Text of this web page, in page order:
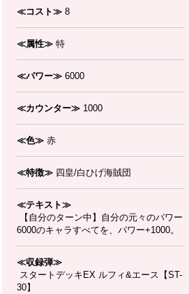
≪コスト≫ 8
≪属性≫ 特
≪パワー≫ 6000
≪カウンター≫ 1000
≪色≫ 赤
≪特徴≫ 四皇/白ひげ海賊団
≪テキスト≫
【自分のターン中】自分の元々のパワー
6000のキャラすべてを、パワー+1000。
≪収録弾≫
スタートデッキEX ルフィ&エース【ST-
30】